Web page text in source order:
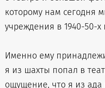
которому нам сегодня
учреждения в 1940-50-х
Именно ему
я из шахты попал в
ощущение, что я из ада